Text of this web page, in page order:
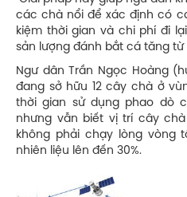
các chà nổi để xác định có
kiệm thời gian và chi phí đi
sản lượng đánh bắt cá tăng từ
Ngư dân Trần Ngọc Hoàng
đang sở hữu 12 cây chà ở
thời gian sử dụng phao dò
nhưng vẫn biết vị trí cây
không phải chạy lòng vòng
nhiên liệu lên đến 30%.